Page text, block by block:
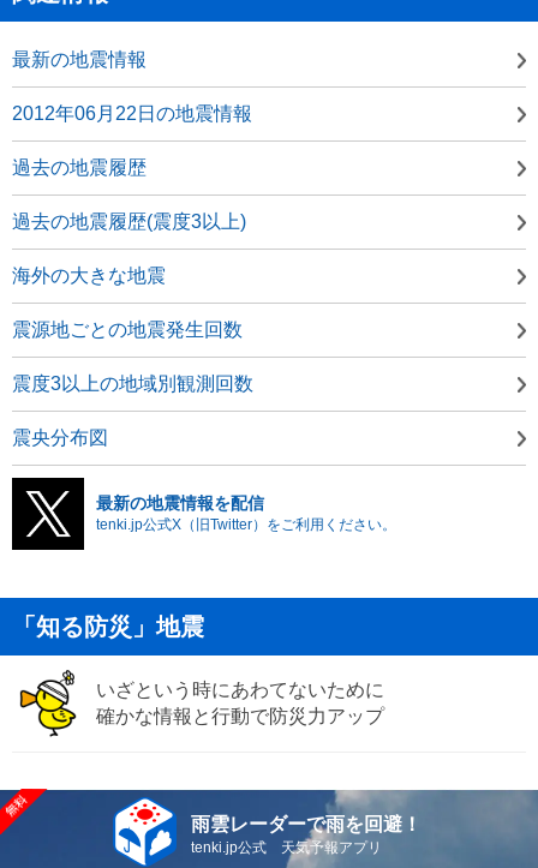
最新の地震情報
2012年06月22日の地震情報
過去の地震履歴
過去の地震履歴(震度3以上)
海外の大きな地震
震源地ごとの地震発生回数
震度3以上の地域別観測回数
震央分布図
最新の地震情報を配信
tenki.jp公式X（旧Twitter）をご利用ください。
「知る防災」地震
いざという時にあわてないために
確かな情報と行動で防災力アップ
雨雲レーダーで雨を回避！
tenki.jp公式 天気予報アプリ